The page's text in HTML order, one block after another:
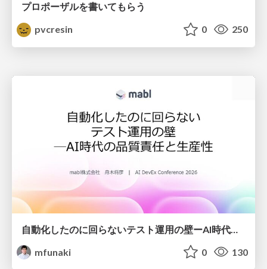
プロポーザルを書いてもらう
pvcresin
0 250
mfunaki
0 130